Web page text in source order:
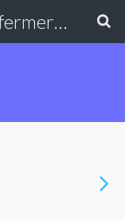
Excmo. Colegio de Enfermería de Cádiz